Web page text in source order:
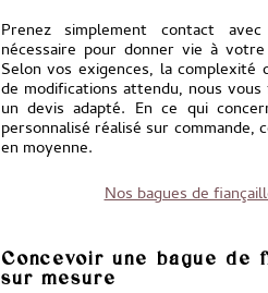
Prenez simplement contact
nécessaire pour donner vie à votre
Selon vos exigences, la complexité
de modifications attendu, nous
un devis adapté. En ce qui
personnalisé réalisé sur commande,
en moyenne.
Nos bagues de
Concevoir une bague de
sur mesure